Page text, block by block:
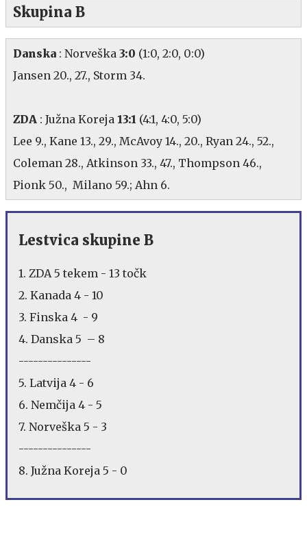
Skupina B
Danska : Norveška 3:0 (1:0, 2:0, 0:0)
Jansen 20., 27., Storm 34.
ZDA : Južna Koreja 13:1 (4:1, 4:0, 5:0)
Lee 9., Kane 13., 29., McAvoy 14., 20., Ryan 24., 52.,
Coleman 28., Atkinson 33., 47., Thompson 46.,
Pionk 50., Milano 59.; Ahn 6.
Lestvica skupine B
1. ZDA 5 tekem - 13 točk
2. Kanada 4 - 10
3. Finska 4 - 9
4. Danska 5 – 8
---------------
5. Latvija 4 - 6
6. Nemčija 4 - 5
7. Norveška 5 - 3
---------------
8. Južna Koreja 5 - 0